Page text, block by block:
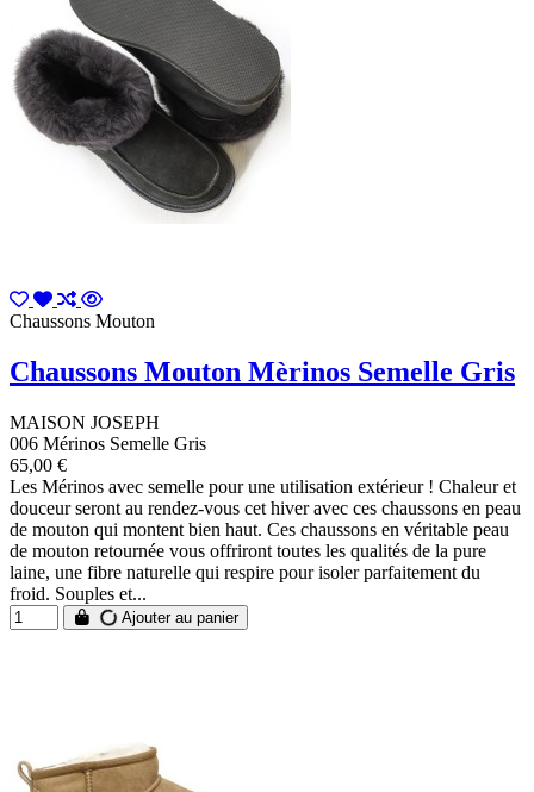
Chaussons Mouton
Chaussons Mouton Mèrinos Semelle Gris
MAISON JOSEPH
006 Mérinos Semelle Gris
65,00 €
Les Mérinos avec semelle pour une utilisation extérieur ! Chaleur et
douceur seront au rendez-vous cet hiver avec ces chaussons en peau
de mouton qui montent bien haut. Ces chaussons en véritable peau
de mouton retournée vous offriront toutes les qualités de la pure
laine, une fibre naturelle qui respire pour isoler parfaitement du
froid. Souples et...
Ajouter au panier